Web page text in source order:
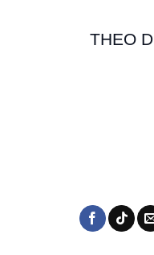
THEO